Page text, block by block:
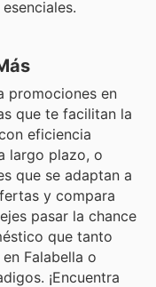
promociones en
que te facilitan la
eficiencia
largo plazo, o
que se adaptan a
y compara
pasar la chance
que tanto
Falabella o
¡Encuentra